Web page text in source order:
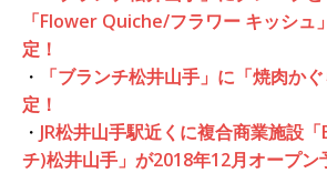
「Flower Quiche/フラワー キッシュ
定！
・
「ブランチ松井山手」に「焼肉か
定！
・ JR松井山手駅近くに複合商業施設
チ)松井山手」が2018年12月オープン